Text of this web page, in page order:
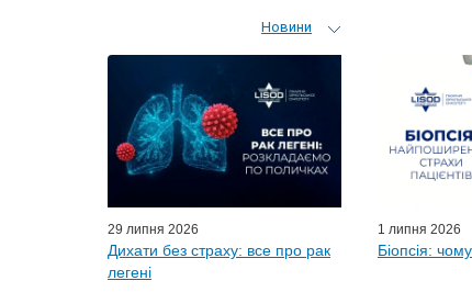
Новини
Персональний гід
Майстер-класи для лікарів
Почесні гості
Ефіри LISOD-онлайн
Партнери LISOD
29 липня 2026
Дихати без страху: все про рак
легені
1 липня 2026
Біопсія: